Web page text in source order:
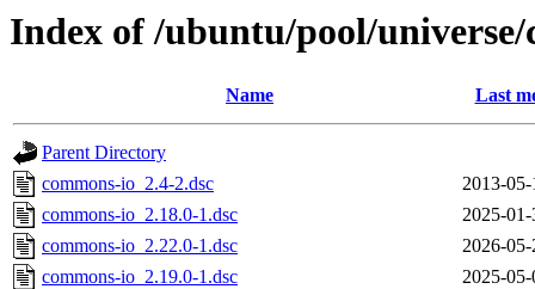
Index of /ubuntu/pool/universe/
Name Last
Parent Directory
commons-io_2.4-2.dsc
2013-
commons-io_2.18.0-1.dsc
2025-
commons-io_2.22.0-1.dsc
2026-
commons-io_2.19.0-1.dsc
2025-